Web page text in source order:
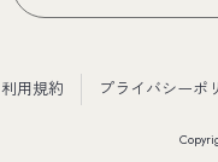
利用規約 プライバシーポ